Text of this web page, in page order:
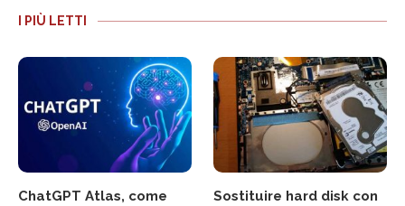
I PIÙ LETTI
ChatGPT Atlas, come
Sostituire hard disk con